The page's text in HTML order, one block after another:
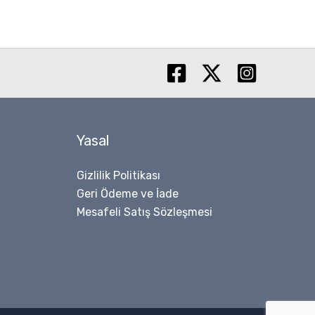
Yasal
Gizlilik Politikası
Geri Ödeme ve İade
Mesafeli Satış Sözleşmesi